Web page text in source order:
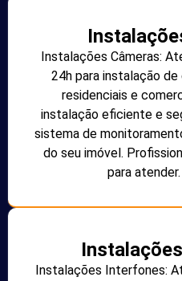
Instalações Câmeras:
24h para instalação
residenciais e
instalação eficiente e
sistema de
do seu imóvel.
para
Instalações Interfones: